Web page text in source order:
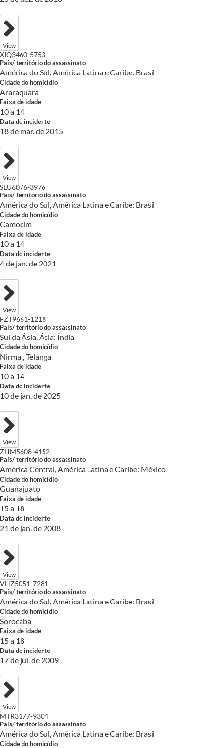
View
XIQ3460-5753
País/ território do assassinato
América do Sul, América Latina e Caribe: Brasil
Cidade do homicídio
Araraquara
Faixa de idade
10 a 14
Data do incidente
18 de mar. de 2015
View
SLU6076-3976
País/ território do assassinato
América do Sul, América Latina e Caribe: Brasil
Cidade do homicídio
Camocim
Faixa de idade
10 a 14
Data do incidente
4 de jan. de 2021
View
FZT9661-1218
País/ território do assassinato
Sul da Ásia, Ásia: Índia
Cidade do homicídio
Nirmal, Telanga
Faixa de idade
10 a 14
Data do incidente
10 de jan. de 2025
View
ZHM5608-4152
País/ território do assassinato
América Central, América Latina e Caribe: México
Cidade do homicídio
Guanajuato
Faixa de idade
15 a 18
Data do incidente
21 de jan. de 2008
View
VHZ5051-7281
País/ território do assassinato
América do Sul, América Latina e Caribe: Brasil
Cidade do homicídio
Sorocaba
Faixa de idade
15 a 18
Data do incidente
17 de jul. de 2009
View
MTR3177-9304
País/ território do assassinato
América do Sul, América Latina e Caribe: Brasil
Cidade do homicídio